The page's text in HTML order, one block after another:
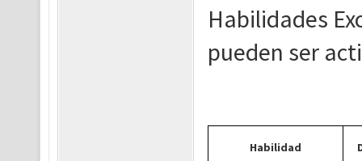
Habilidades
pueden ser
Habilidad